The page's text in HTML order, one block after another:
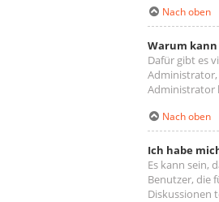
Nach oben
Warum
Dafür gibt es
Administrator,
Administrator
Nach oben
Ich habe
Es kann sein,
Benutzer, die
Diskussionen